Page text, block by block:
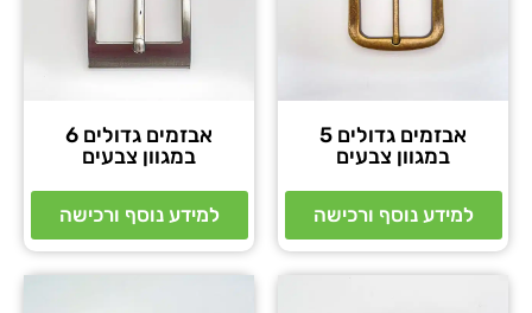
אבזמים גדולים 5
במגוון צבעים
למידע נוסף ורכישה
אבזמים גדולים 6
במגוון צבעים
למידע נוסף ורכישה